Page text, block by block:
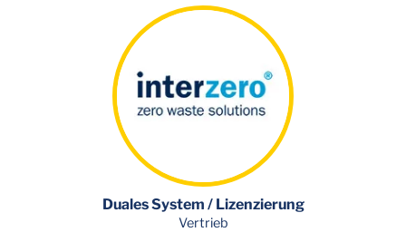
Duales System / Lizenzierung
Vertrieb